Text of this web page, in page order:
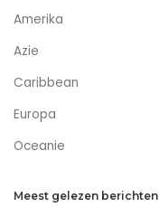
Amerika
Azie
Caribbean
Europa
Oceanie
Meest gelezen berichten